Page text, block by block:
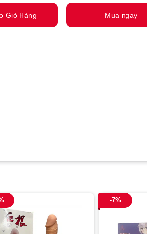
Giỏ Hàng Mua ngay
-7%